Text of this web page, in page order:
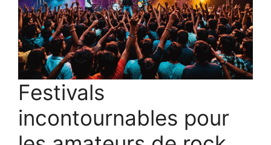
Festivals
incontournables pour